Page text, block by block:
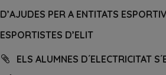
D’AJUDES PER A ENTITATS
ESPORTISTES D’ELIT
ELS ALUMNES D´ELECTRICITAT